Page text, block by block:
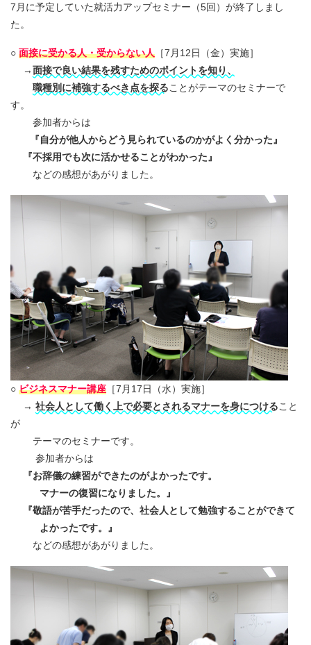
7月に予定していた就活力アップセミナー（5回）が終了しまし
た。
○ 面接に受かる人・受からない人 ［7月12日（金）実施］
→面接で良い結果を残すためのポイントを知り、
職種別に補強するべき点を探ることがテーマのセミナーで
す。
参加者からは
『自分が他人からどう見られているのかがよく分かった』
『不採用でも次に活かせることがわかった』
などの感想があがりました。
○ ビジネスマナー講座 ［7月17日（水）実施］
→ 社会人として働く上で必要とされるマナーを身につけること
が
テーマのセミナーです。
参加者からは
『お辞儀の練習ができたのがよかったです。
マナーの復習になりました。』
『敬語が苦手だったので、社会人として勉強することができて
よかったです。』
などの感想があがりました。